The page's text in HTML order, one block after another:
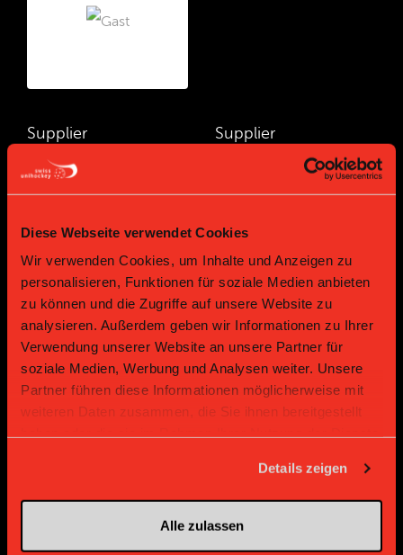
Diese Webseite verwendet Cookies
Wir verwenden Cookies, um Inhalte und Anzeigen zu
personalisieren, Funktionen für soziale Medien anbieten
zu können und die Zugriffe auf unsere Website zu
analysieren. Außerdem geben wir Informationen zu Ihrer
Verwendung unserer Website an unsere Partner für
soziale Medien, Werbung und Analysen weiter. Unsere
Partner führen diese Informationen möglicherweise mit
weiteren Daten zusammen, die Sie ihnen bereitgestellt
Details zeigen
Alle zulassen
Supplier Supplier
Supplier Supplier
Supplier